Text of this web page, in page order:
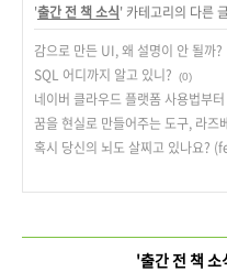
'출간 전 책 소식' 카테고리의 다른
감으로 만든 UI, 왜 설명이 안 될까?
SQL 어디까지 알고 있니? (0)
네이버 클라우드 플랫폼 사용법부
꿈을 현실로 만들어주는 도구, 라즈
혹시 당신의 뇌도 살찌고 있나요?
'출간 전 책 소